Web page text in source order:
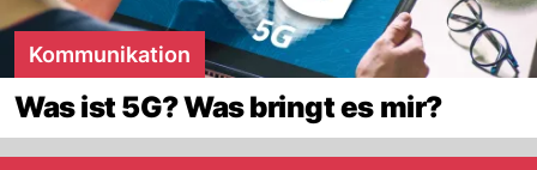
Kommunikation
Was ist 5G? Was bringt es mir?